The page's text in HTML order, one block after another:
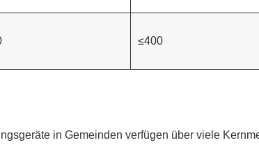
≤400
in Gemeinden verfügen über viele